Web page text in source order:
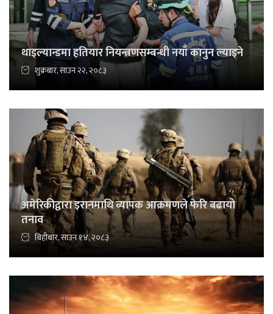
थाइल्यान्डमा हतियार नियन्त्रणसम्बन्धी नयाँ कानुन ल्याइने
शुक्रबार, साउन २२, २०८३
अमेरिकीद्वारा इरानमाथि व्यापक आक्रमणले फेरि बढायो
तनाव
बिहीबार, साउन १४, २०८३